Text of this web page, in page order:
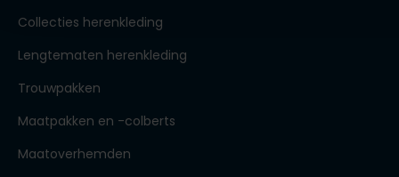
Collecties herenkleding
Lengtematen herenkleding
Trouwpakken
Maatpakken en -colberts
Maatoverhemden